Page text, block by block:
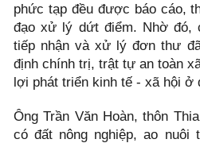
phức tạp đều được báo cáo,
đạo xử lý dứt điểm. Nhờ đó,
tiếp nhận và xử lý đơn thư
định chính trị, trật tự an toàn
lợi phát triển kinh tế - xã hội ở
Ông Trần Văn Hoàn, thôn
có đất nông nghiệp, ao nuôi